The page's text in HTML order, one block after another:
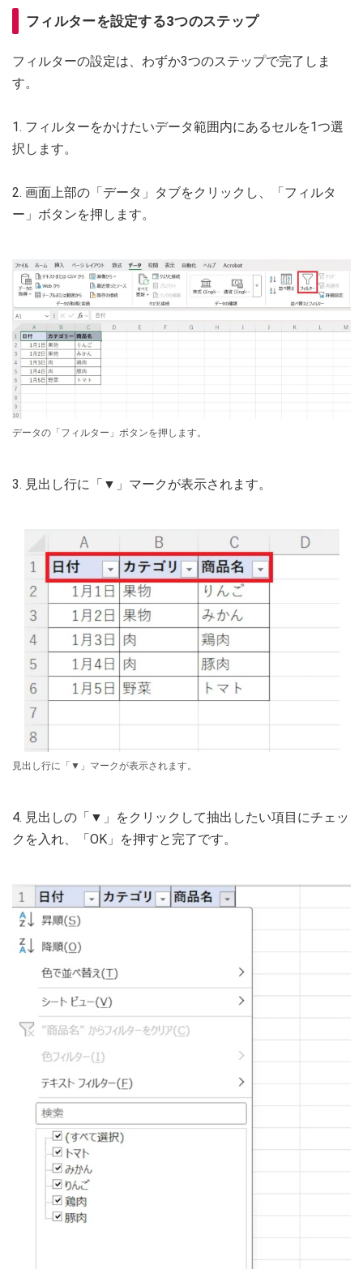
フィルターを設定する3つのステップ
フィルターの設定は、わずか3つのステップで完了しま
す。
1. フィルターをかけたいデータ範囲内にあるセルを1つ選
択します。
2. 画面上部の「データ」タブをクリックし、「フィルタ
ー」ボタンを押します。
データの「フィルター」ボタンを押します。
3. 見出し行に「▼」マークが表示されます。
見出し行に「▼」マークが表示されます。
4. 見出しの「▼」をクリックして抽出したい項目にチェッ
クを入れ、「OK」を押すと完了です。